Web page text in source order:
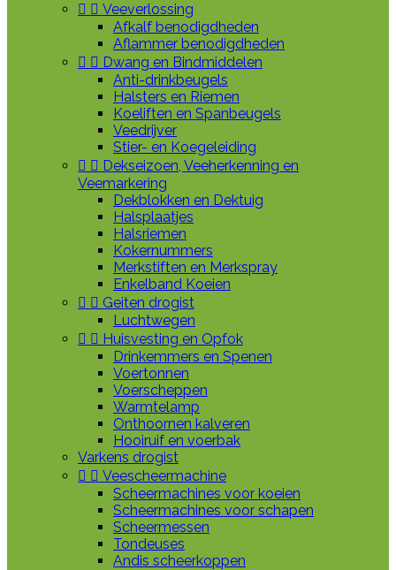
  Veeverlossing
Afkalf benodigdheden
Aflammer benodigdheden
  Dwang en Bindmiddelen
Anti-drinkbeugels
Halsters en Riemen
Koeliften en Spanbeugels
Veedrijver
Stier- en Koegeleiding
  Dekseizoen, Veeherkenning en
Veemarkering
Dekblokken en Dektuig
Halsplaatjes
Halsriemen
Kokernummers
Merkstiften en Merkspray
Enkelband Koeien
  Geiten drogist
Luchtwegen
  Huisvesting en Opfok
Drinkemmers en Spenen
Voertonnen
Voerscheppen
Warmtelamp
Onthoornen kalveren
Hooiruif en voerbak
Varkens drogist
  Veescheermachine
Scheermachines voor koeien
Scheermachines voor schapen
Scheermessen
Tondeuses
Andis scheerkoppen